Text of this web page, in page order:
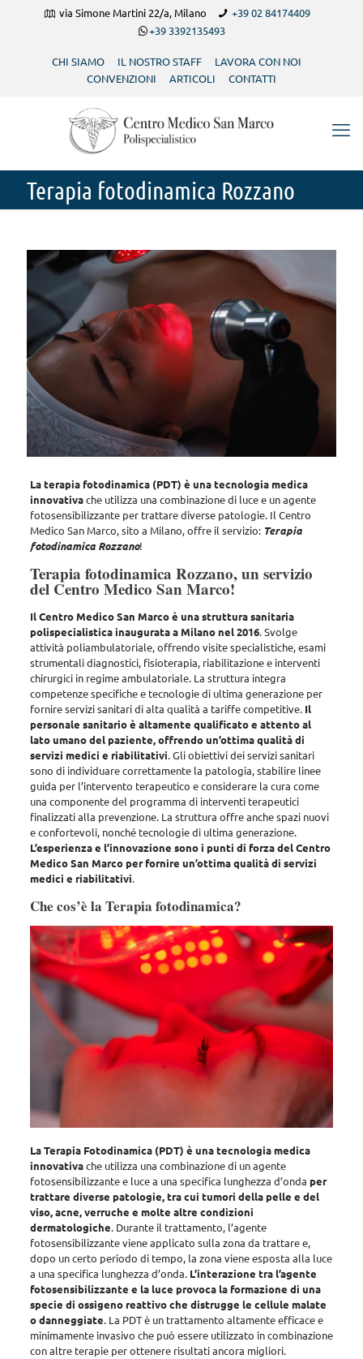
via Simone Martini 22/a, Milano
+39 02 84174409
+39 3392135493
CHI SIAMO IL NOSTRO STAFF
LAVORA CON NOI
CONVENZIONI
ARTICOLI CONTATTI
Terapia fotodinamica Rozzano
La terapia fotodinamica (PDT) è una tecnologia medica
innovativache utilizza una combinazione di luce e un agente
fotosensibilizzante per trattare diverse patologie. Il Centro
Medico San Marco, sito a Milano, offre il servizio: Terapia
fotodinamica Rozzano!
Terapia fotodinamica Rozzano, un servizio
del Centro Medico San Marco!
Il Centro Medico San Marco è una struttura sanitaria
polispecialistica inaugurata a Milano nel 2016. Svolge
attività poliambulatoriale, offrendo visite specialistiche, esami
strumentali diagnostici, fisioterapia, riabilitazione e interventi
chirurgici in regime ambulatoriale. La struttura integra
competenze specifiche e tecnologie di ultima generazione per
fornire servizi sanitari di alta qualità a tariffe competitive. Il
personale sanitario è altamente qualificato e attento al
lato umano del paziente, offrendo un’ottima qualità di
servizi medici e riabilitativi. Gli obiettivi dei servizi sanitari
sono di individuare correttamente la patologia, stabilire linee
guida per l’intervento terapeutico e considerare la cura come
una componente del programma di interventi terapeutici
finalizzati alla prevenzione. La struttura offre anche spazi nuovi
e confortevoli, nonché tecnologie di ultima generazione.
L’esperienza e l’innovazione sono i punti di forza del Centro
Medico San Marco per fornire un’ottima qualità di servizi
medici e riabilitativi.
Che cos’è la Terapia fotodinamica?
La Terapia Fotodinamica (PDT) è una tecnologia medica
innovativache utilizza una combinazione di un agente
fotosensibilizzante e luce a una specifica lunghezza d’onda per
trattare diverse patologie, tra cui tumori della pelle e del
viso, acne, verruche e molte altre condizioni
dermatologiche. Durante il trattamento, l’agente
fotosensibilizzante viene applicato sulla zona da trattare e,
dopo un certo periodo di tempo, la zona viene esposta alla luce
a una specifica lunghezza d’onda. L’interazione tra l’agente
fotosensibilizzante e la luce provoca la formazione di una
specie di ossigeno reattivo che distrugge le cellule malate
o danneggiate. La PDT è un trattamento altamente efficace e
minimamente invasivo che può essere utilizzato in combinazione
con altre terapie per ottenere risultati ancora migliori.